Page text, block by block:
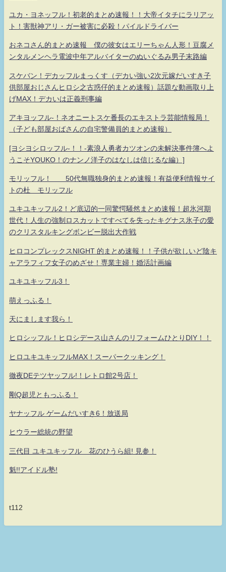
ユカ・ヨネッフル！初老的まとめ速報！！大帝イタチにラリアッ
ト！害獣神アリ・ガー被害に必殺！パイルドライバー
おネコさん的まとめ速報 僕の彼女はエリーちゃん人形！豆腐メ
ンタルメンヘラ電波中年アルバイターのぬいぐるみ男子末路編
スケバン！デカッフルまっくす（デカい強い2次元嫁だいすき子
供部屋おじさんヒロシ之古惑仔的まとめ速報）話題な動画取り上
げMAX！デカいは正義刑事編
アキヨッフル-！ネオニートスケ番長のエキストラ芸能情報局！
（子ども部屋おばさんの自宅警備員的まとめ速報）
[ヨシヨシロッフル-！！-素浪人勇者カツオンの未解決事件簿へよ
うこそYOUKO！のナンノ洋子のはなしは信じるな編）]
モリッフル！ 50代無職独身的まとめ速報！有益便利情報サイ
トの杜 モリッフル
ユキユキッフル2！ど底辺的一同驚愕騒然まとめ速報！超氷河期
世代！人生の強制ロスカットですべてを失ったキグナス氷子の愛
のクリスタルキングボンビー脱出大作戦
ヒロコンプレックスNIGHT 的まとめ速報！！子供が欲しいど陰キ
ャアラフィフ女子のめざせ！専業主婦！婚活計画編
ユキユキッフル3！
萌えっふる！
天にまします我ら！
ヒロシッフル！ヒロシデース山さんのリフォームひとりDIY！！
ヒロユキユキッフルMAX！スーパークッキング！
徹夜DEテツヤッフル!！レトロ館2号店！
剛Q超児ともっふる！
ヤナッフル ゲームだいすき6！放送局
ヒウラー総統の野望
三代目 ユキユキッフル 花のひうら組! 見参！
魁!!アイドル塾!
t112